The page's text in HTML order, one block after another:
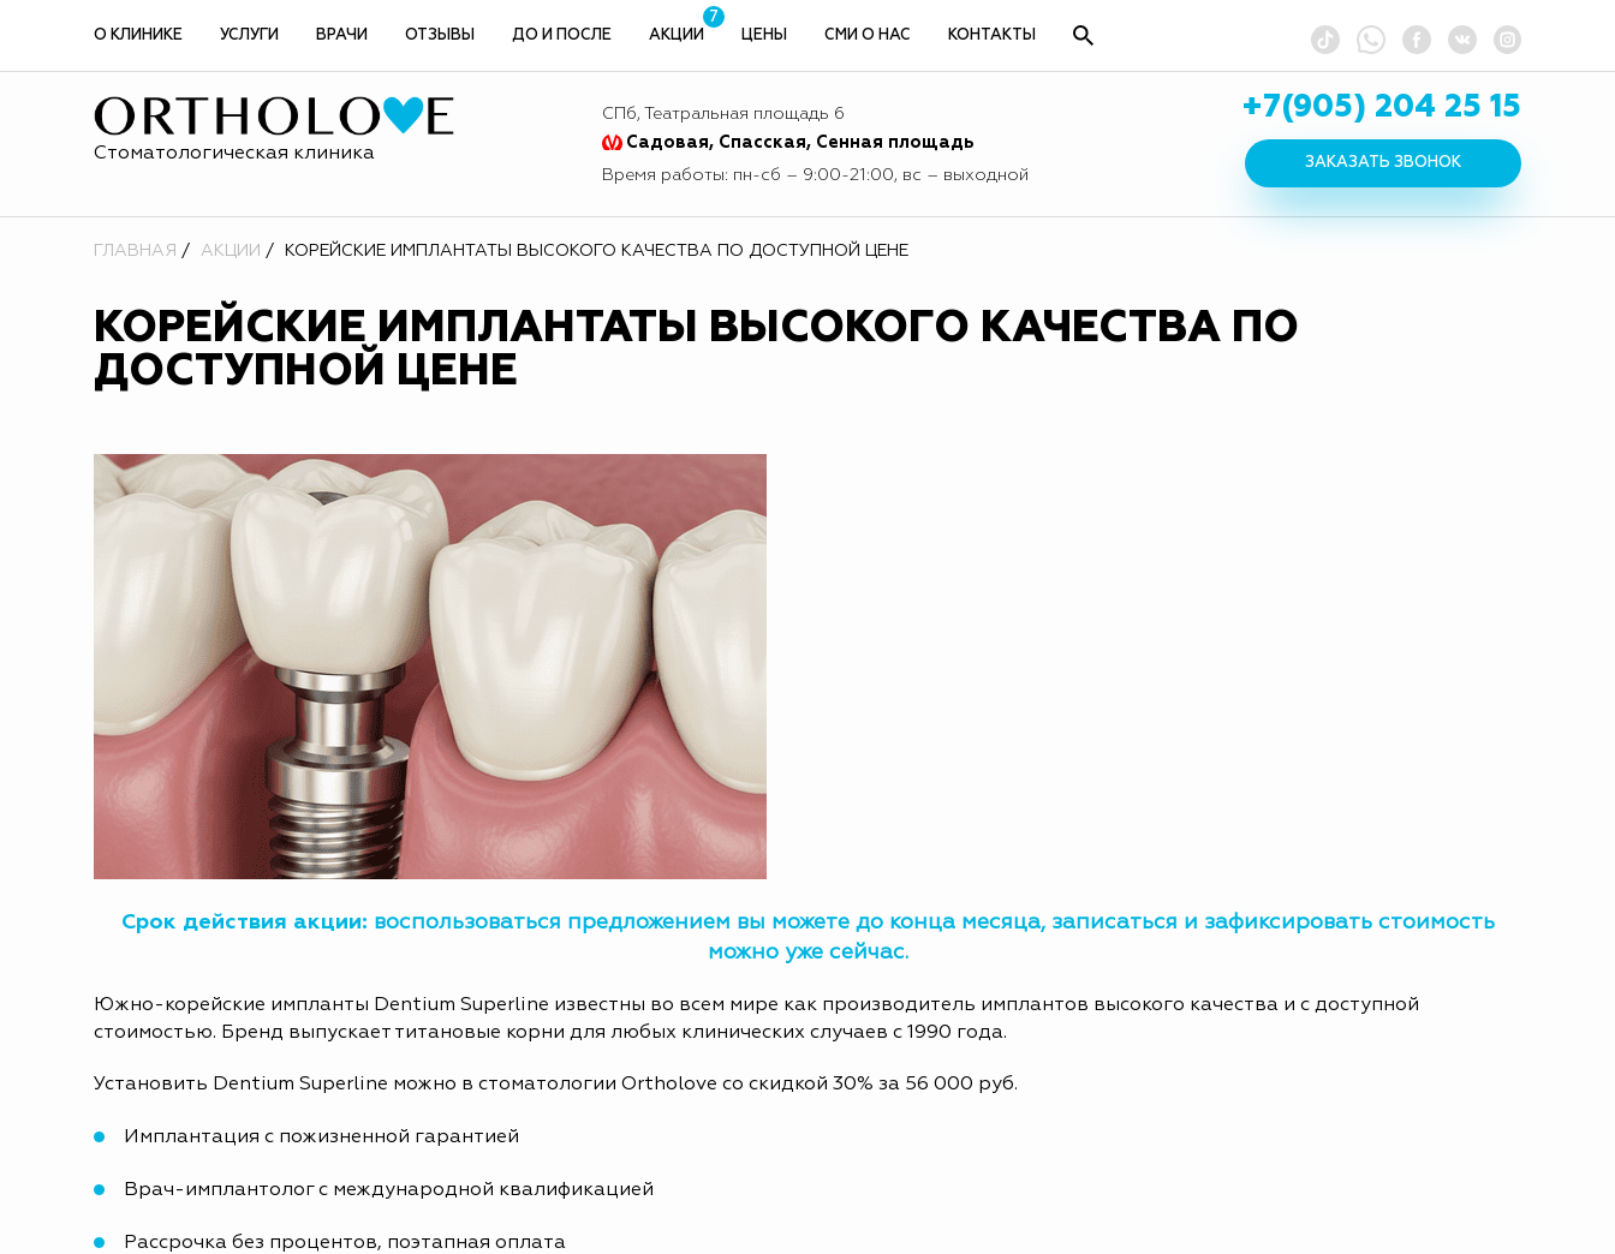
О КЛИНИКЕ УСЛУГИ ВРАЧИ ОТЗЫВЫ ДО И ПОСЛЕ АКЦИИ
7
ЦЕНЫ
СМИ О НАС КОНТАКТЫ
Стоматологическая клиника
СПб, Театральная площадь 6
Садовая, Спасская, Сенная площадь
Время работы: пн-сб – 9:00-21:00, вс – выходной
+7(905) 204 25 15
ЗАКАЗАТЬ ЗВОНОК
ГЛАВНАЯ АКЦИИ КОРЕЙСКИЕ ИМПЛАНТАТЫ ВЫСОКОГО КАЧЕСТВА ПО ДОСТУПНОЙ ЦЕНЕ
КОРЕЙСКИЕ ИМПЛАНТАТЫ ВЫСОКОГО КАЧЕСТВА ПО
ДОСТУПНОЙ ЦЕНЕ
Срок действия акции: воспользоваться предложением вы можете до конца месяца, записаться и зафиксировать стоимость
можно уже сейчас.
Южно-корейские импланты Dentium Superline известны во всем мире как производитель имплантов высокого качества и с доступной
стоимостью. Бренд выпускает титановые корни для любых клинических случаев с 1990 года.
Установить Dentium Superline можно в стоматологии Ortholove со скидкой 30% за 56 000 руб.
Имплантация с пожизненной гарантией
Врач-имплантолог с международной квалификацией
Рассрочка без процентов, поэтапная оплата